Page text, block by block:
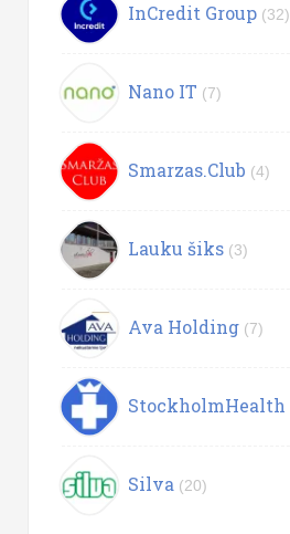
InCredit Group (32)
Nano IT (7)
Smarzas.Club (4)
Lauku šiks (3)
Ava Holding (7)
StockholmHealth
Silva (20)